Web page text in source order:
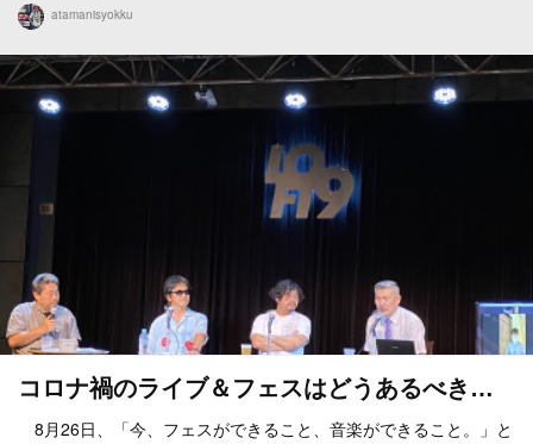
atamanisyokku
コロナ禍のライブ＆フェスはどうあるべき…
8月26日、「今、フェスができること、音楽ができること。」と